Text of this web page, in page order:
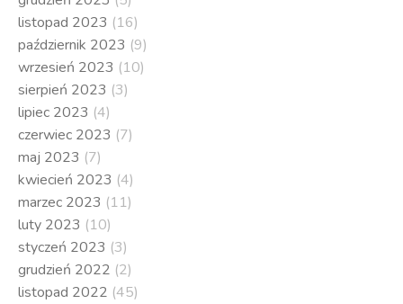
listopad 2023 (16)
październik 2023 (9)
wrzesień 2023 (10)
sierpień 2023 (3)
lipiec 2023 (4)
czerwiec 2023 (7)
maj 2023 (7)
kwiecień 2023 (4)
marzec 2023 (11)
luty 2023 (10)
styczeń 2023 (3)
grudzień 2022 (2)
listopad 2022 (45)